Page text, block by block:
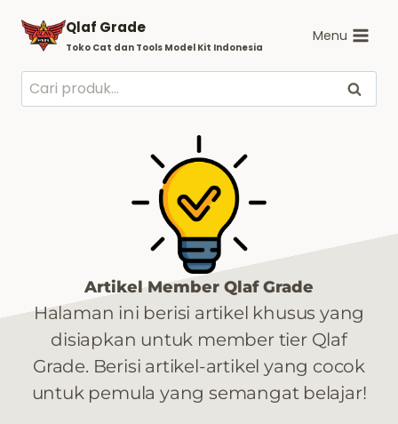
content
Qlaf Grade
Toko Cat dan Tools Model Kit Indonesia
Menu
Pencarian
untuk:
Cari
Artikel Member Qlaf Grade
Halaman ini berisi artikel khusus yang
disiapkan untuk member tier Qlaf
Grade. Berisi artikel-artikel yang cocok
untuk pemula yang semangat belajar!